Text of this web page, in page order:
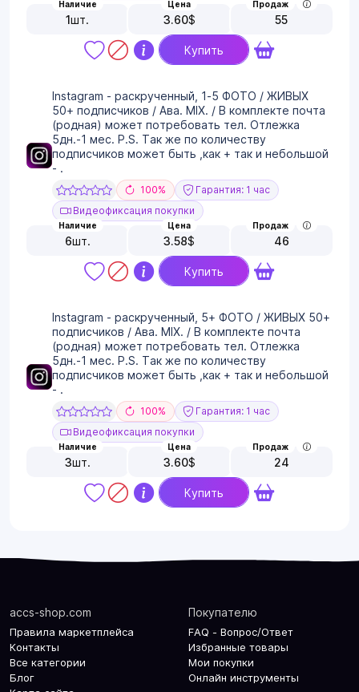
Наличие
1шт.
Цена
3.60$
Продаж
55
Купить
Instagram - раскрученный, 1-5 ФОТО / ЖИВЫХ
50+ подписчиков / Ава. MIX. / В комплекте почта
(родная) может потребовать тел. Отлежка
5дн.-1 мес. P.S. Так же по количеству
подписчиков может быть ,как + так и небольшой
- .
100%
Гарантия: 1 час
Видеофиксация покупки
Наличие
6шт.
Цена
3.58$
Продаж
46
Купить
Instagram - раскрученный, 5+ ФОТО / ЖИВЫХ 50+
подписчиков / Ава. MIX. / В комплекте почта
(родная) может потребовать тел. Отлежка
5дн.-1 мес. P.S. Так же по количеству
подписчиков может быть ,как + так и небольшой
- .
100%
Гарантия: 1 час
Видеофиксация покупки
Наличие
3шт.
Цена
3.60$
Продаж
24
Купить
accs-shop.com
Правила маркетплейса
Контакты
Все категории
Блог
Покупателю
FAQ - Вопрос/Ответ
Избранные товары
Мои покупки
Онлайн инструменты